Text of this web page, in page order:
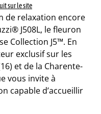
sur le site
de relaxation encore
J508L, le fleuron
Collection J5™. En
exclusif sur les
et de la Charente-
vous invite à
capable d’accueillir